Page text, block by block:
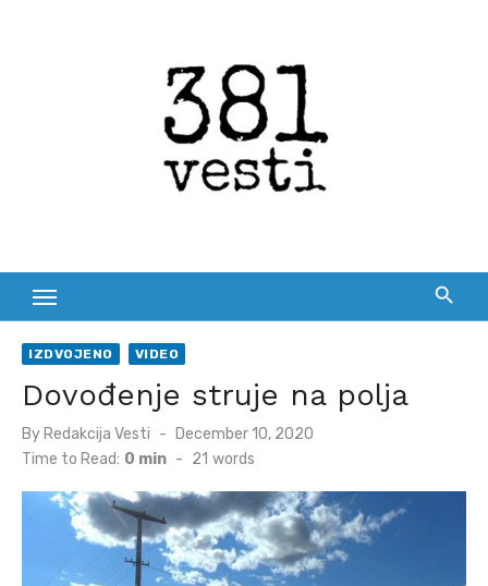
IZDVOJENO VIDEO
Dovođenje struje na polja
By Redakcija Vesti
Posted
December 10, 2020
Time to Read: 0 min - 21 words